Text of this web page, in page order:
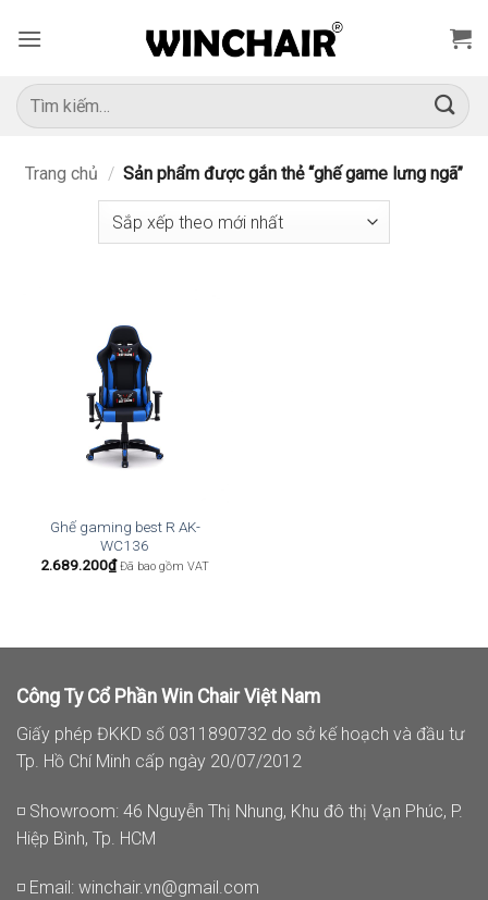
qua
dung
Tìm
kiếm:
Trang chủ / Sản phẩm được gắn thẻ “ghế game lưng ngã”
Ghế gaming best R AK-
WC136
2.689.200₫ Đã bao gồm VAT
Công Ty Cổ Phần Win Chair Việt Nam
Giấy phép ĐKKD số 0311890732 do sở kế hoạch và đầu tư
Tp. Hồ Chí Minh cấp ngày 20/07/2012
◽ Showroom: 46 Nguyễn Thị Nhung, Khu đô thị Vạn Phúc, P.
Hiệp Bình, Tp. HCM
◽ Email: winchair.vn@gmail.com